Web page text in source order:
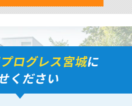
ログレス宮城に
ください